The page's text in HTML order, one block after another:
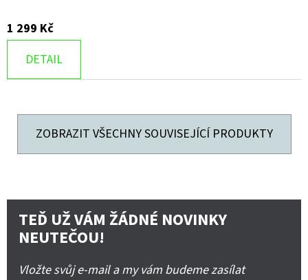
1 299 Kč
DETAIL
ZOBRAZIT VŠECHNY SOUVISEJÍCÍ PRODUKTY
TEĎ UŽ VÁM ŽÁDNÉ NOVINKY
NEUTEČOU!
Vložte svůj e-mail a my vám budeme zasílat